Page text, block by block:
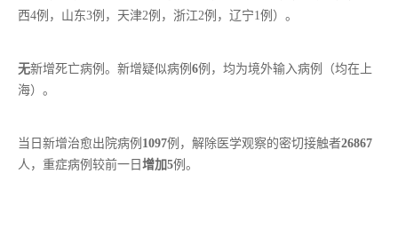
西4例，山东3例，天津2例，浙江2例，辽宁1例）。
无新增死亡病例。新增疑似病例 6例，均为境外输入病例（均在上
海）。
当日新增治愈出院病例 1097例，解除医学观察的密切接触者26867
人，重症病例较前一日 增加5例。